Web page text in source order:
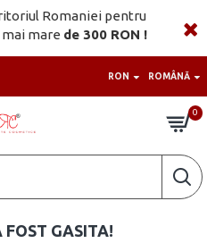
Romaniei pentru
mare de 300 RON !
RON ROMÂNĂ
0
FOST GASITA!